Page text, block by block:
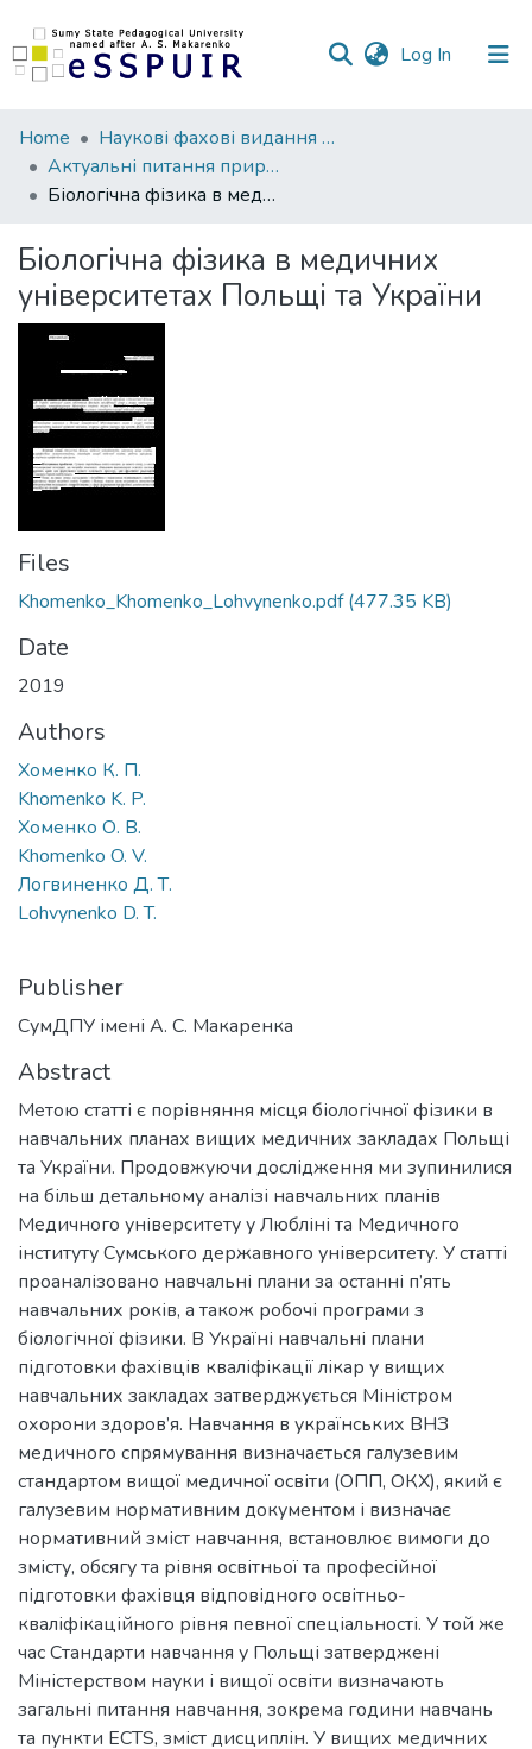
Log In (current)
Communities
&
Collections
Statistics
Home
Наукові фахові видання СумДПУ
Актуальні питання природничо-математичної освіти
Біологічна фізика в медичних університетах Польщі та України
Біологічна фізика в медичних
університетах Польщі та України
Files
Khomenko_Khomenko_Lohvynenko.pdf(477.35 KB)
Date
2019
Authors
Хоменко К. П.
Khomenko K. P.
Хоменко О. В.
Khomenko O. V.
Логвиненко Д. Т.
Lohvynenko D. T.
Publisher
СумДПУ імені А. С. Макаренка
Abstract
Метою статті є порівняння місця біологічної фізики в
навчальних планах вищих медичних закладах Польщі
та України. Продовжуючи дослідження ми зупинилися
на більш детальному аналізі навчальних планів
Медичного університету у Любліні та Медичного
інституту Сумського державного університету. У статті
проаналізовано навчальні плани за останні п’ять
навчальних років, а також робочі програми з
біологічної фізики. В Україні навчальні плани
підготовки фахівців кваліфікації лікар у вищих
навчальних закладах затверджується Міністром
охорони здоров’я. Навчання в українських ВНЗ
медичного спрямування визначається галузевим
стандартом вищої медичної освіти (ОПП, ОКХ), який є
галузевим нормативним документом і визначає
нормативний зміст навчання, встановлює вимоги до
змісту, обсягу та рівня освітньої та професійної
підготовки фахівця відповідного освітньо-
кваліфікаційного рівня певної спеціальності. У той же
час Стандарти навчання у Польщі затверджені
Міністерством науки і вищої освіти визначають
загальні питання навчання, зокрема години навчань
та пункти ECTS, зміст дисциплін. У вищих медичних